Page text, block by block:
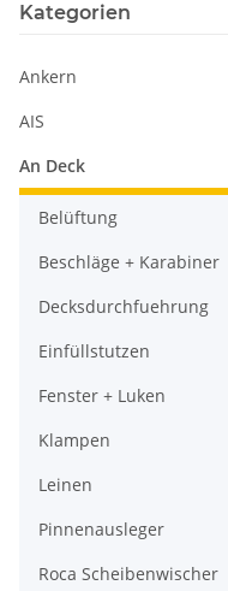
Kategorien
Ankern
AIS
An Deck
Belüftung
Beschläge + Karabiner
Decksdurchfuehrung
Einfüllstutzen
Fenster + Luken
Klampen
Leinen
Pinnenausleger
Roca Scheibenwischer